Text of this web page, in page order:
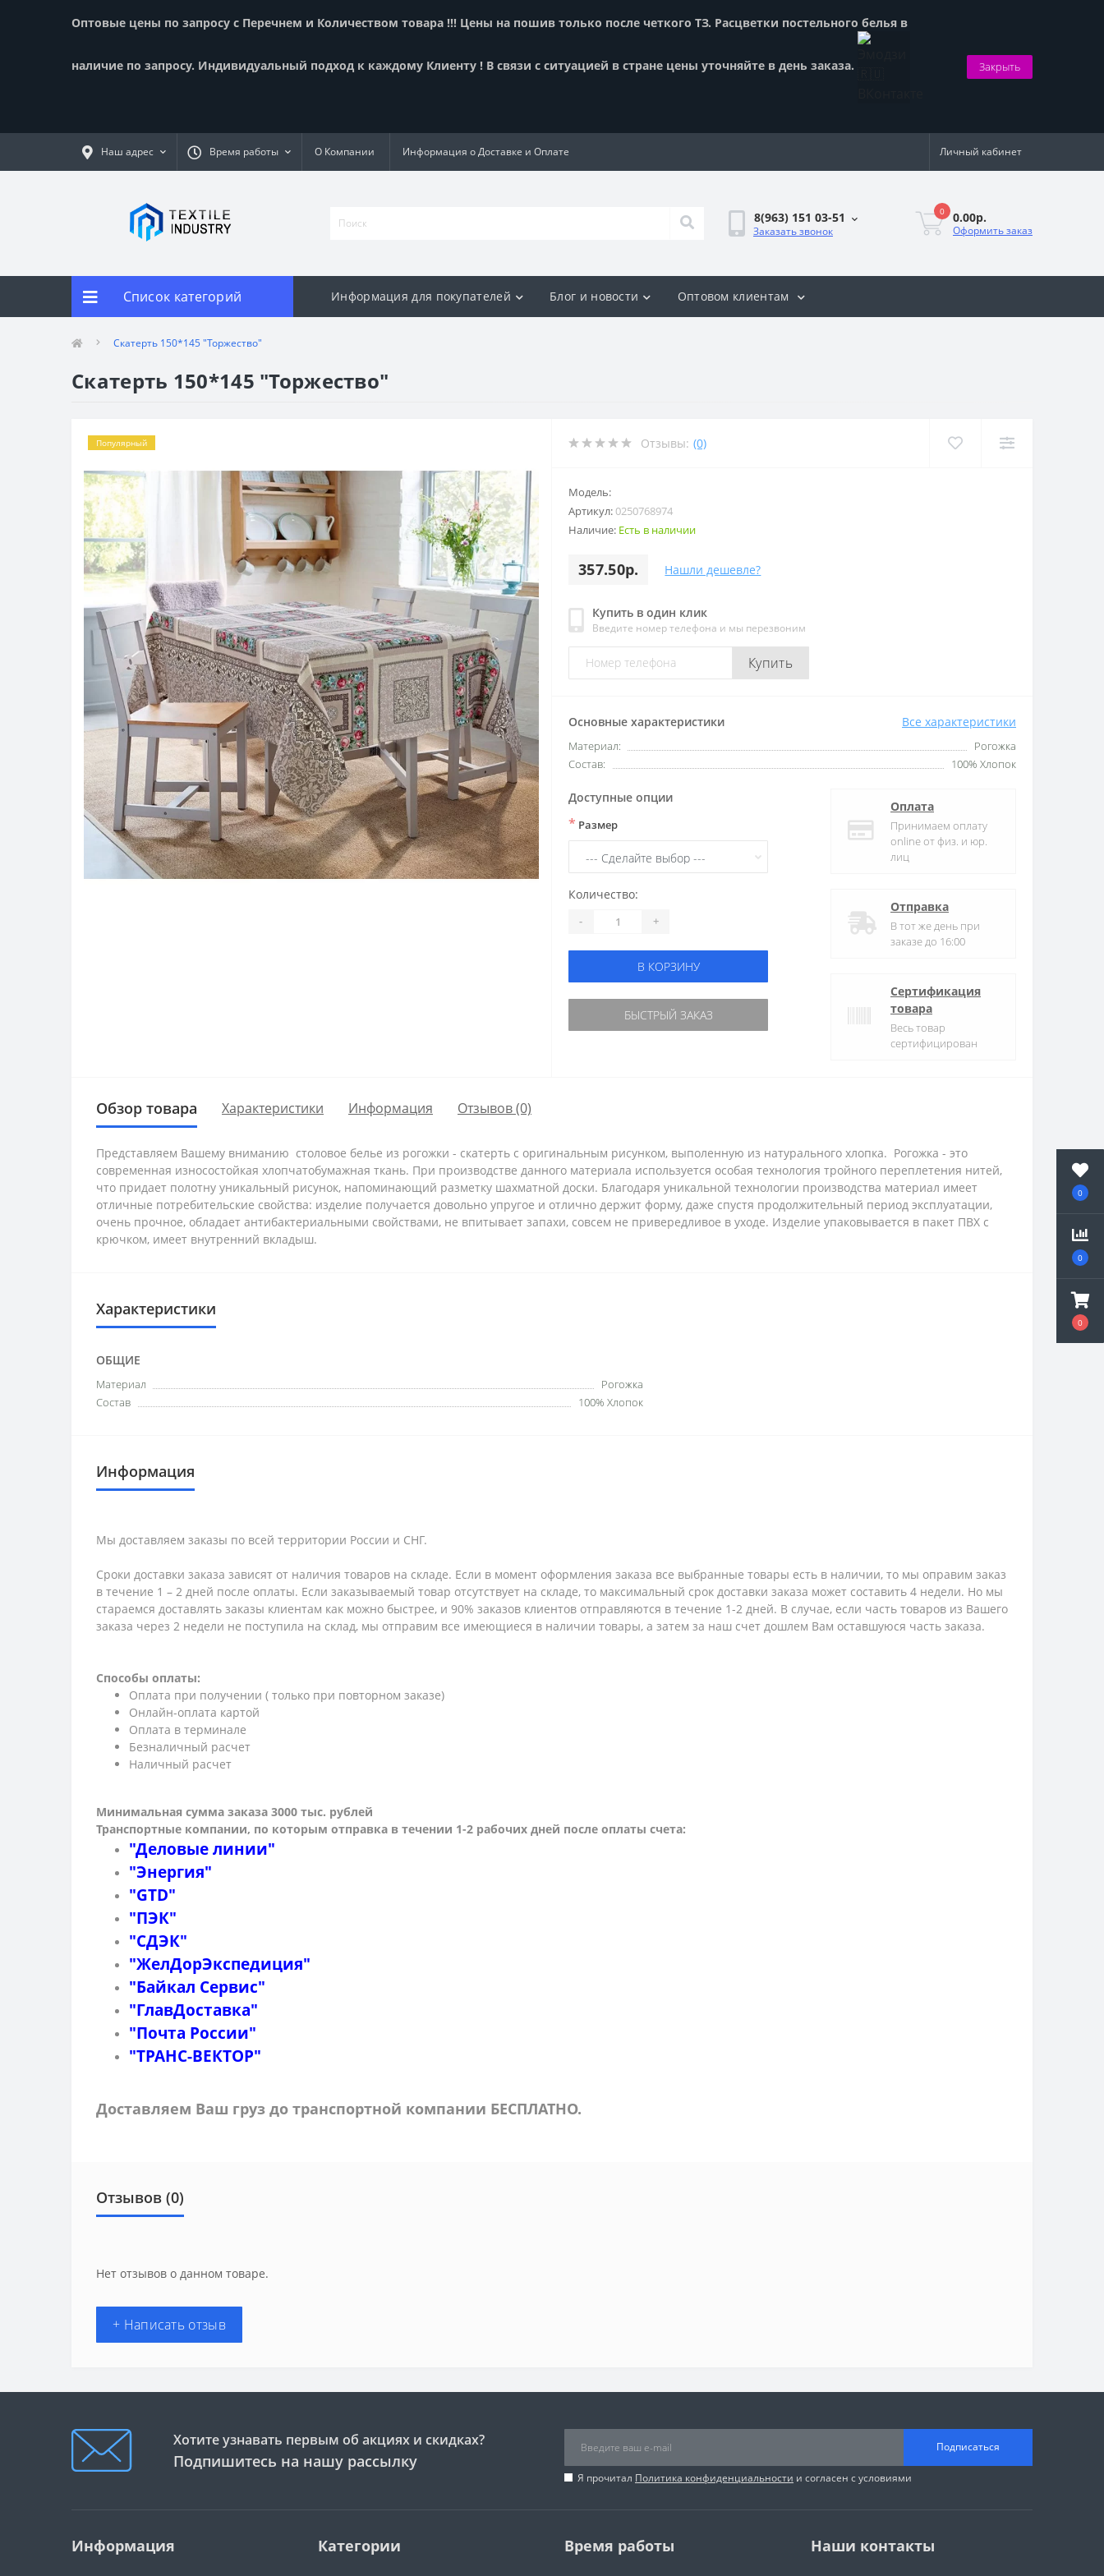
0
0
0
Оптовые цены по запросу с Перечнем и Количеством товара !!! Цены на пошив только после четкого ТЗ. Расцветки постельного белья в
наличие по запросу. Индивидуальный подход к каждому Клиенту ! В связи с ситуацией в стране цены уточняйте в день заказа. Закрыть
Наш адрес Время работы О Компании Информация о Доставке и Оплате Личный кабинет
8(963) 151 03-51
Заказать звонок
0 0.00р.
Оформить заказ
Список категорий Информация для покупателей Блог и новости Оптовом клиентам
Скатерть 150*145 "Торжество"
Скатерть 150*145 "Торжество"
Популярный Отзывы: (0)
Модель:
Артикул:0250768974
Наличие: Есть в наличии
357.50р. Нашли дешевле?
Купить в один клик
Введите номер телефона и мы перезвоним
Купить
Основные характеристики Все характеристики
Материал:
Рогожка
Состав:
100% Хлопок
Доступные опции
* Размер
Количество:
- +
В КОРЗИНУ
БЫСТРЫЙ ЗАКАЗ
Оплата
Принимаем оплату
online от физ. и юр.
лиц
Отправка
В тот же день при
заказе до 16:00
Сертификация
товара
Весь товар
сертифицирован
Обзор товара Характеристики Информация Отзывов (0)
Представляем Вашему вниманию столовое белье из рогожки - скатерть с оригинальным рисунком, выполенную из натурального хлопка. Рогожка - это
современная износостойкая хлопчатобумажная ткань. При производстве данного материала используется особая технология тройного переплетения нитей,
что придает полотну уникальный рисунок, напоминающий разметку шахматной доски. Благодаря уникальной технологии производства материал имеет
отличные потребительские свойства: изделие получается довольно упругое и отлично держит форму, даже спустя продолжительный период эксплуатации,
очень прочное, обладает антибактериальными свойствами, не впитывает запахи, совсем не привередливое в уходе. Изделие упаковывается в пакет ПВХ с
крючком, имеет внутренний вкладыш.
Характеристики
ОБЩИЕ
Материал
Рогожка
Состав
100% Хлопок
Информация
Мы доставляем заказы по всей территории России и СНГ.
Сроки доставки заказа зависят от наличия товаров на складе. Если в момент оформления заказа все выбранные товары есть в наличии, то мы оправим заказ
в течение 1 – 2 дней после оплаты. Если заказываемый товар отсутствует на складе, то максимальный срок доставки заказа может составить 4 недели. Но мы
стараемся доставлять заказы клиентам как можно быстрее, и 90% заказов клиентов отправляются в течение 1-2 дней. В случае, если часть товаров из Вашего
заказа через 2 недели не поступила на склад, мы отправим все имеющиеся в наличии товары, а затем за наш счет дошлем Вам оставшуюся часть заказа.
Способы оплаты:
Оплата при получении ( только при повторном заказе)
Онлайн-оплата картой
Оплата в терминале
Безналичный расчет
Наличный расчет
Минимальная сумма заказа 3000 тыс. рублей
Транспортные компании, по которым отправка в течении 1-2 рабочих дней после оплаты счета:
"Деловые линии"
"Энергия"
"GTD"
"ПЭК"
"СДЭК"
"ЖелДорЭкспедиция"
"Байкал Сервис"
"ГлавДоставка"
"Почта России"
"ТРАНС-ВЕКТОР"
Доставляем Ваш груз до транспортной компании БЕСПЛАТНО.
Отзывов (0)
Нет отзывов о данном товаре.
+ Написать отзыв
Хотите узнавать первым об акциях и скидках?
Подпишитесь на нашу рассылку
Подписаться
Я прочитал Политика конфиденциальности и согласен с условиями
Информация Категории Время работы Наши контакты